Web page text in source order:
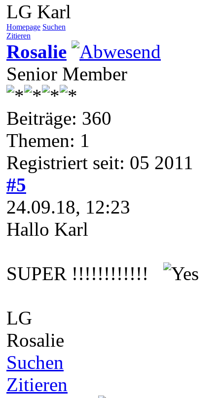
LG Karl
Homepage Suchen
Zitieren
Rosalie
Senior Member
Beiträge: 360
Themen: 1
Registriert seit: 05 2011
#5
24.09.18, 12:23
Hallo Karl
SUPER !!!!!!!!!!!!
LG
Rosalie
Suchen
Zitieren